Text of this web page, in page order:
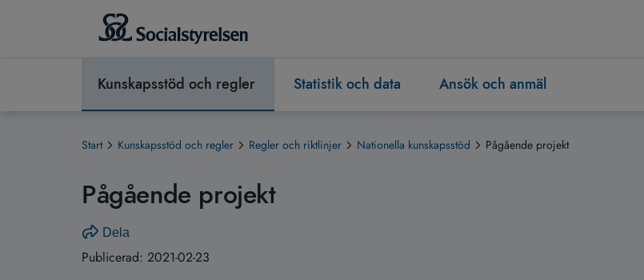
Kunskapsstöd och regler Statistik och data Ansök och anmäl
Start Kunskapsstöd och regler Regler och riktlinjer Nationella kunskapsstöd Pågående projekt
Pågående projekt
Dela
Publicerad: 2021-02-23